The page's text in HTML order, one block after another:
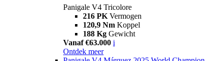
Panigale V4 Tricolore
216 PK Vermogen
120,9 Nm Koppel
188 Kg Gewicht
Vanaf €63.000 i
Ontdek meer